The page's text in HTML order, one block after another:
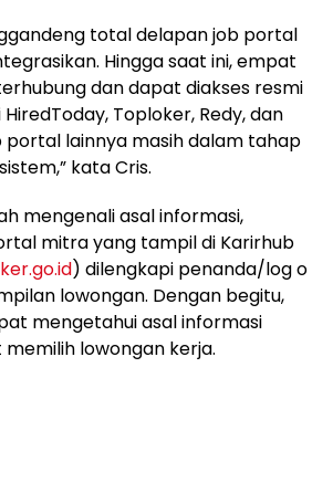
total delapan job portal
Hingga saat ini, empat
dan dapat diakses resmi
Toploker, Redy, dan
portal lainnya masih dalam tahap
kata Cris.
mengenali asal informasi,
mitra yang tampil di Karirhub
) dilengkapi penanda/log o
lowongan. Dengan begitu,
mengetahui asal informasi
lowongan kerja.